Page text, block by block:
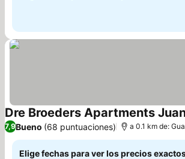
Dre Broeders Apartments
7,9Bueno (68 puntuaciones) a 0.1 km de:
Elige fechas para ver los precios